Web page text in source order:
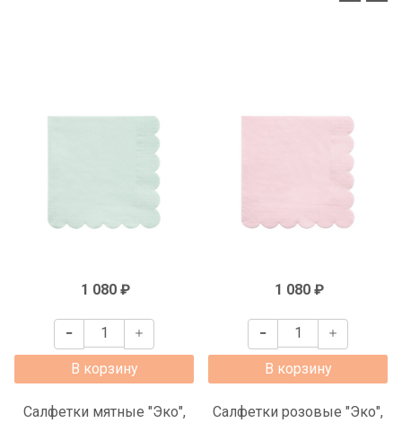
1 080 ₽
В корзину
Салфетки мятные "Эко",
1 080 ₽
В корзину
Салфетки розовые "Эко",